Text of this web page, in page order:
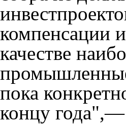
компенсации
качестве
пока
концу года",—